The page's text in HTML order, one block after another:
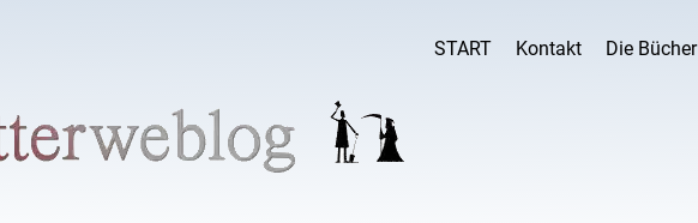
START Kontakt Die Bücher